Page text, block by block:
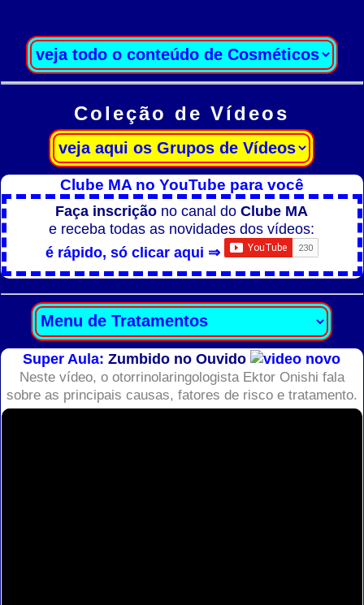
Coleção de Vídeos
Clube MA no YouTube para você
Faça inscrição no canal doClube MA
e receba todas as novidades dos vídeos:
é rápido, só clicar aqui ⇒
Super Aula:Zumbido no Ouvido
Neste vídeo, o otorrinolaringologista Ektor Onishi fala
sobre as principais causas, fatores de risco e tratamento.